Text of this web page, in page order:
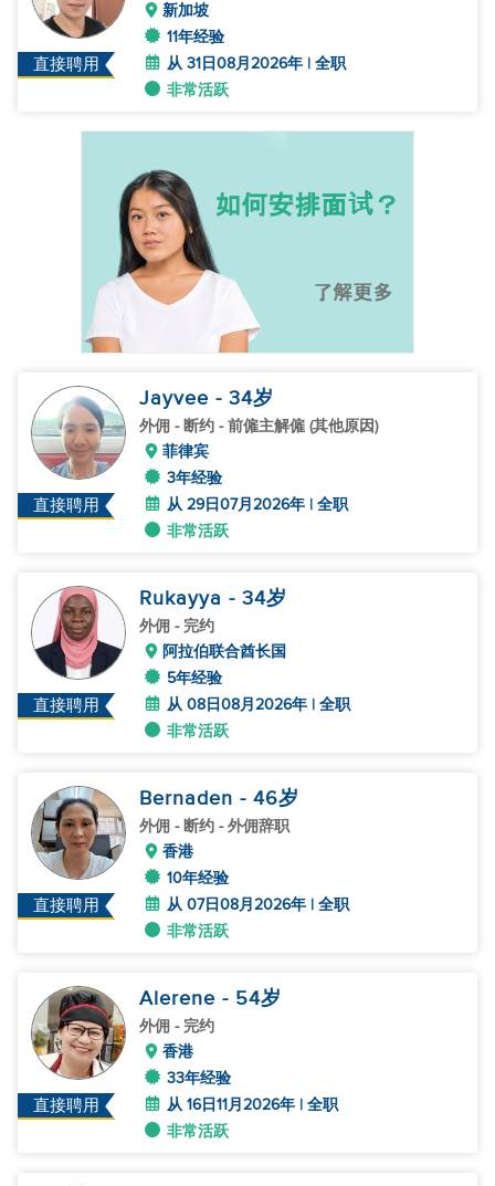
直接聘用
新加坡
11年经验
从 31日08月2026年 | 全职
非常活跃
直接聘用
Jayvee - 34岁
外佣 - 断约 - 前僱主解僱 (其他原因)
菲律宾
3年经验
从 29日07月2026年 | 全职
非常活跃
直接聘用
Rukayya - 34岁
外佣 - 完约
阿拉伯联合酋长国
5年经验
从 08日08月2026年 | 全职
非常活跃
直接聘用
Bernaden - 46岁
外佣 - 断约 - 外佣辞职
香港
10年经验
从 07日08月2026年 | 全职
非常活跃
直接聘用
Alerene - 54岁
外佣 - 完约
香港
33年经验
从 16日11月2026年 | 全职
非常活跃